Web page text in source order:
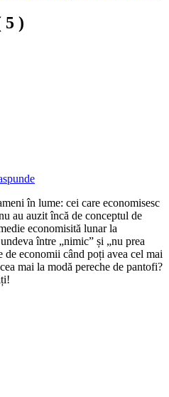
5 )
în lume: cei care economisesc
au auzit încă de conceptul de
economisită lunar la
între „nimic” și „nu prea
de economii când poți avea cel mai
mai la modă pereche de pantofi?